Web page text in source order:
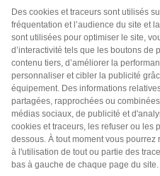
Pourquoi créer une
Il est important et
et valeurs des
en permanence et
moment des
Une pétition est un
pour que les citoyens